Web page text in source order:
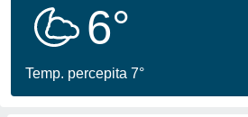
per
le
di
6°
Temp. percepita 7°